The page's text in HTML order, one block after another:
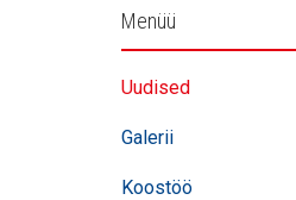
Külgpaani
navigatsioon
Menüü
Uudised
Galerii
Koostöö